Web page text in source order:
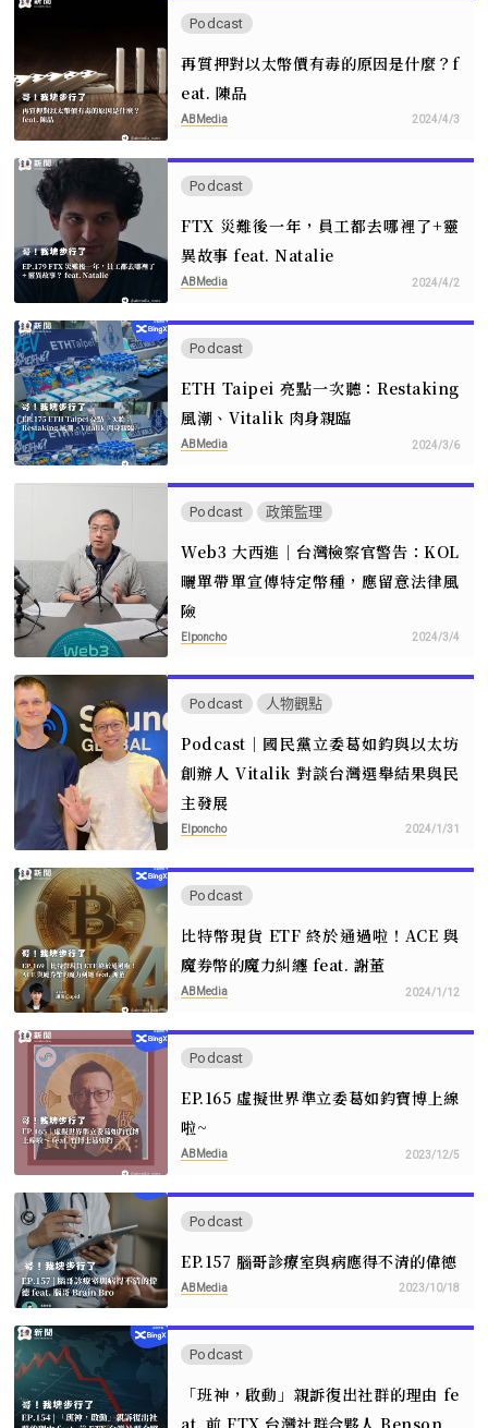
Podcast
再質押對以太幣價有毒的原因是什麼？f
eat. 陳品
ABMedia 2024/4/3
Podcast
FTX 災難後一年，員工都去哪裡了+靈
異故事 feat. Natalie
ABMedia 2024/4/2
Podcast
ETH Taipei 亮點一次聽：Restaking
風潮、Vitalik 肉身親臨
ABMedia 2024/3/6
Podcast 政策監理
Web3 大西進｜台灣檢察官警告：KOL
曬單帶單宣傳特定幣種，應留意法律風
險
Elponcho 2024/3/4
Podcast 人物觀點
Podcast｜國民黨立委葛如鈞與以太坊
創辦人 Vitalik 對談台灣選舉結果與民
主發展
Elponcho 2024/1/31
Podcast
比特幣現貨 ETF 終於通過啦！ACE 與
魔券幣的魔力糾纏 feat. 謝董
ABMedia 2024/1/12
Podcast
EP.165 虛擬世界準立委葛如鈞寶博上線
啦~
ABMedia 2023/12/5
Podcast
EP.157 腦哥診療室與病應得不清的偉德
ABMedia 2023/10/18
Podcast
「班神，啟動」親訴復出社群的理由 fe
at. 前 FTX 台灣社群合夥人 Benson